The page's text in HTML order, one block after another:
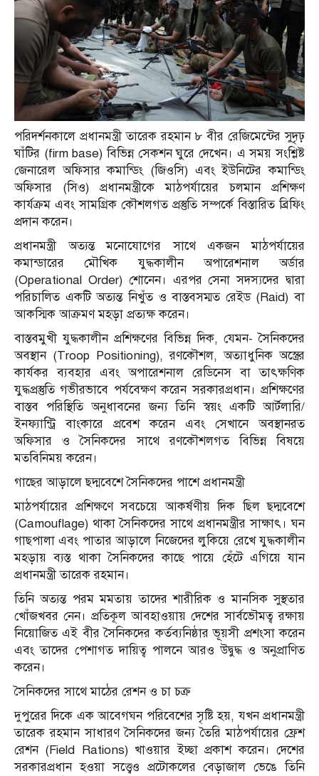
পরিদর্শনকালে প্রধানমন্ত্রী তারেক রহমান ৮ বীর রেজিমেন্টের সুদৃঢ়
ঘাঁটির (firm base) বিভিন্ন সেকশন ঘুরে দেখেন। এ সময় সংশ্লিষ্ট
জেনারেল অফিসার কমান্ডিং (জিওসি) এবং ইউনিটের কমান্ডিং
অফিসার (সিও) প্রধানমন্ত্রীকে মাঠপর্যায়ের চলমান প্রশিক্ষণ
কার্যক্রম এবং সামগ্রিক কৌশলগত প্রস্তুতি সম্পর্কে বিস্তারিত ব্রিফিং
প্রদান করেন।
প্রধানমন্ত্রী অত্যন্ত মনোযোগের সাথে একজন মাঠপর্যায়ের
কমান্ডারের মৌখিক যুদ্ধকালীন অপারেশনাল অর্ডার
(Operational Order) শোনেন। এরপর সেনা সদস্যদের দ্বারা
পরিচালিত একটি অত্যন্ত নিখুঁত ও বাস্তবসম্মত রেইড (Raid) বা
আকস্মিক আক্রমণ মহড়া প্রত্যক্ষ করেন।
বাস্তবমুখী যুদ্ধকালীন প্রশিক্ষণের বিভিন্ন দিক, যেমন- সৈনিকদের
অবস্থান (Troop Positioning), রণকৌশল, অত্যাধুনিক অস্ত্রের
কার্যকর ব্যবহার এবং অপারেশনাল রেডিনেস বা তাৎক্ষণিক
যুদ্ধপ্রস্তুতি গভীরভাবে পর্যবেক্ষণ করেন সরকারপ্রধান। প্রশিক্ষণের
বাস্তব পরিস্থিতি অনুধাবনের জন্য তিনি স্বয়ং একটি আর্টলারি/
ইনফ্যান্ট্রি বাংকারে প্রবেশ করেন এবং সেখানে অবস্থানরত
অফিসার ও সৈনিকদের সাথে রণকৌশলগত বিভিন্ন বিষয়ে
মতবিনিময় করেন।
গাছের আড়ালে ছদ্মবেশে সৈনিকদের পাশে প্রধানমন্ত্রী
মাঠপর্যায়ের প্রশিক্ষণে সবচেয়ে আকর্ষণীয় দিক ছিল ছদ্মবেশে
(Camouflage) থাকা সৈনিকদের সাথে প্রধানমন্ত্রীর সাক্ষাৎ। ঘন
গাছপালা এবং পাতার আড়ালে নিজেদের লুকিয়ে রেখে যুদ্ধকালীন
মহড়ায় ব্যস্ত থাকা সৈনিকদের কাছে পায়ে হেঁটে এগিয়ে যান
প্রধানমন্ত্রী তারেক রহমান।
তিনি অত্যন্ত পরম মমতায় তাদের শারীরিক ও মানসিক সুস্থতার
খোঁজখবর নেন। প্রতিকূল আবহাওয়ায় দেশের সার্বভৌমত্ব রক্ষায়
নিয়োজিত এই বীর সৈনিকদের কর্তব্যনিষ্ঠার ভূয়সী প্রশংসা করেন
এবং তাদের পেশাগত দায়িত্ব পালনে আরও উদ্বুদ্ধ ও অনুপ্রাণিত
করেন।
সৈনিকদের সাথে মাঠের রেশন ও চা চক্র
দুপুরের দিকে এক আবেগঘন পরিবেশের সৃষ্টি হয়, যখন প্রধানমন্ত্রী
তারেক রহমান সাধারণ সৈনিকদের জন্য তৈরি মাঠপর্যায়ের ফ্রেশ
রেশন (Field Rations) খাওয়ার ইচ্ছা প্রকাশ করেন। দেশের
সরকারপ্রধান হওয়া সত্ত্বেও প্রটোকলের বেড়াজাল ভেঙে তিনি